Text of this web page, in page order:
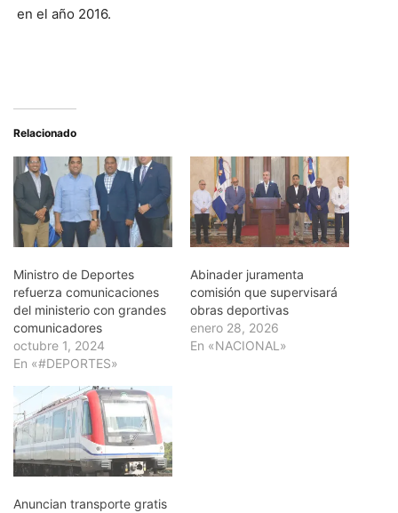
en el año 2016.
Relacionado
Ministro de Deportes
refuerza comunicaciones
del ministerio con grandes
comunicadores
octubre 1, 2024
En «#DEPORTES»
Abinader juramenta
comisión que supervisará
obras deportivas
enero 28, 2026
En «NACIONAL»
Anuncian transporte gratis